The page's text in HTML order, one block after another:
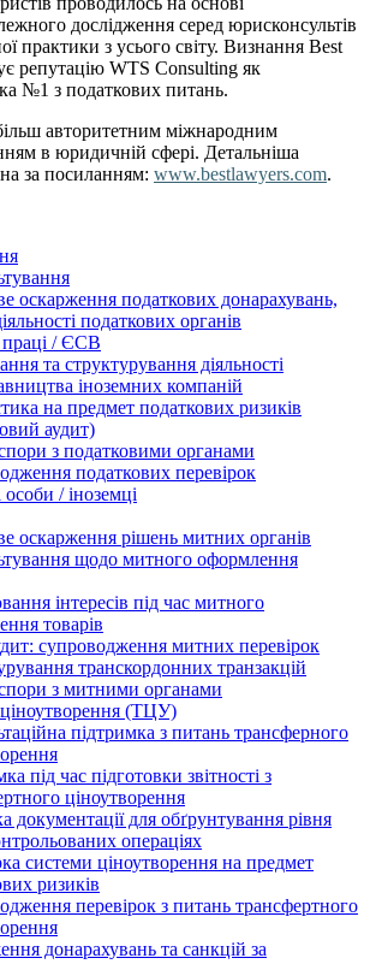
дослідження серед юрисконсультів
практики з усього світу. Визнання Best
репутацію WTS Consulting як
№1 з податкових питань.
авторитетним міжнародним
в юридичній сфері. Детальніша
за посиланням: www.bestlawyers.com.
оскарження податкових донарахувань,
податкових органів
/ ЄСВ
та структурування діяльності
іноземних компаній
на предмет податкових ризиків
аудит)
з податковими органами
податкових перевірок
особи / іноземці
оскарження рішень митних органів
щодо митного оформлення
інтересів під час митного
товарів
супроводження митних перевірок
транскордонних транзакцій
з митними органами
(ТЦУ)
підтримка з питань трансферного
під час підготовки звітності з
ціноутворення
документації для обґрунтування рівня
операціях
системи ціноутворення на предмет
ризиків
перевірок з питань трансфертного
донарахувань та санкцій за